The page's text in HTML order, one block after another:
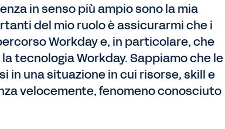
in senso più ampio sono la mia
del mio ruolo è assicurarmi che i
Workday e, in particolare, che
tecnologia Workday. Sappiamo che le
in una situazione in cui risorse, skill e
velocemente, fenomeno conosciuto